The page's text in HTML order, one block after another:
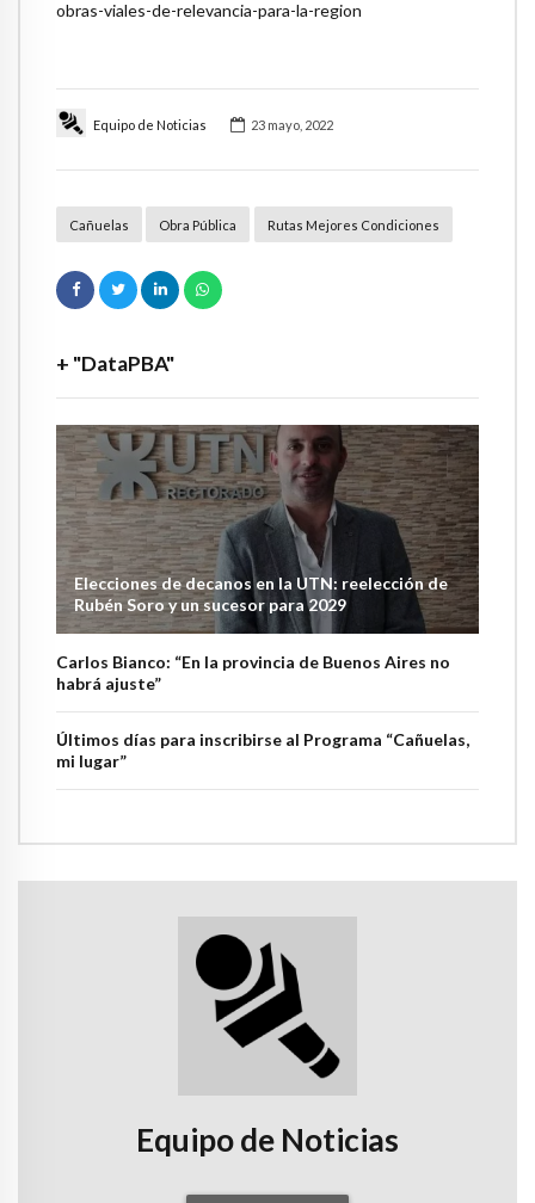
Equipo de Noticias 23 mayo, 2022
Cañuelas Obra Pública Rutas Mejores Condiciones
+ "DataPBA"
Elecciones de decanos en la UTN: reelección de
Rubén Soro y un sucesor para 2029
Carlos Bianco: “En la provincia de Buenos Aires no
habrá ajuste”
Últimos días para inscribirse al Programa “Cañuelas,
mi lugar”
obras-viales-de-relevancia-para-la-region
Equipo de Noticias